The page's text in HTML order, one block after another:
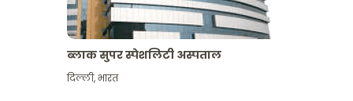
ब्लाक सुपर स्पेशलिटी अस्पताल
दिल्ली,भारत